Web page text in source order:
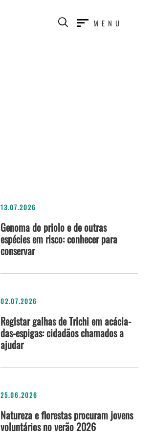
MENU
13.07.2026
Genoma do priolo e de outras
espécies em risco: conhecer para
conservar
02.07.2026
Registar galhas de Trichi em acácia-
das-espigas: cidadãos chamados a
ajudar
25.06.2026
Natureza e florestas procuram jovens
voluntários no verão 2026